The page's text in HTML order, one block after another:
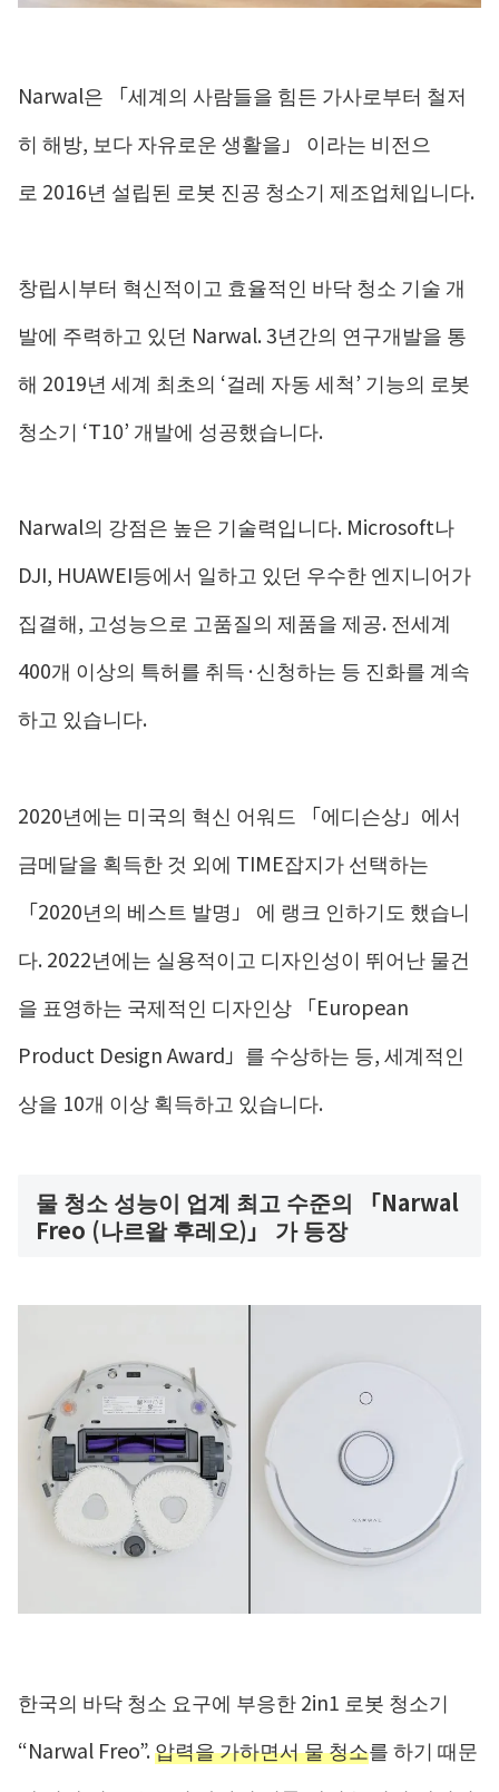
Narwal은 「세계의 사람들을 힘든 가사로부터 철저
히 해방, 보다 자유로운 생활을」 이라는 비전으
로 2016년 설립된 로봇 진공 청소기 제조업체입니다.
창립시부터 혁신적이고 효율적인 바닥 청소 기술 개
발에 주력하고 있던 Narwal. 3년간의 연구개발을 통
해 2019년 세계 최초의 ‘걸레 자동 세척’ 기능의 로봇
청소기 ‘T10’ 개발에 성공했습니다.
Narwal의 강점은 높은 기술력입니다. Microsoft나
DJI, HUAWEI등에서 일하고 있던 우수한 엔지니어가
집결해, 고성능으로 고품질의 제품을 제공. 전세계
400개 이상의 특허를 취득·신청하는 등 진화를 계속
하고 있습니다.
2020년에는 미국의 혁신 어워드 「에디슨상」에서
금메달을 획득한 것 외에 TIME잡지가 선택하는
「2020년의 베스트 발명」 에 랭크 인하기도 했습니
다. 2022년에는 실용적이고 디자인성이 뛰어난 물건
을 표영하는 국제적인 디자인상 「European
Product Design Award」를 수상하는 등, 세계적인
상을 10개 이상 획득하고 있습니다.
물 청소 성능이 업계 최고 수준의 「Narwal
Freo (나르왈 후레오)」 가 등장
한국의 바닥 청소 요구에 부응한 2in1 로봇 청소기
“Narwal Freo”.압력을 가하면서 물 청소를 하기 때문